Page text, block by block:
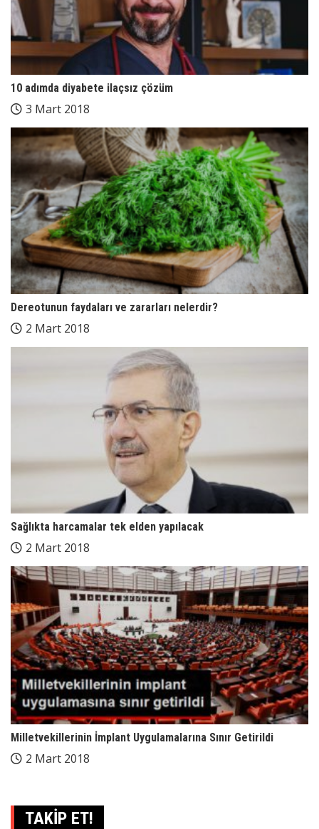
10 adımda diyabete ilaçsız çözüm
3 Mart 2018
Dereotunun faydaları ve zararları nelerdir?
2 Mart 2018
Sağlıkta harcamalar tek elden yapılacak
2 Mart 2018
Milletvekillerinin İmplant Uygulamalarına Sınır Getirildi
2 Mart 2018
TAKİP ET!